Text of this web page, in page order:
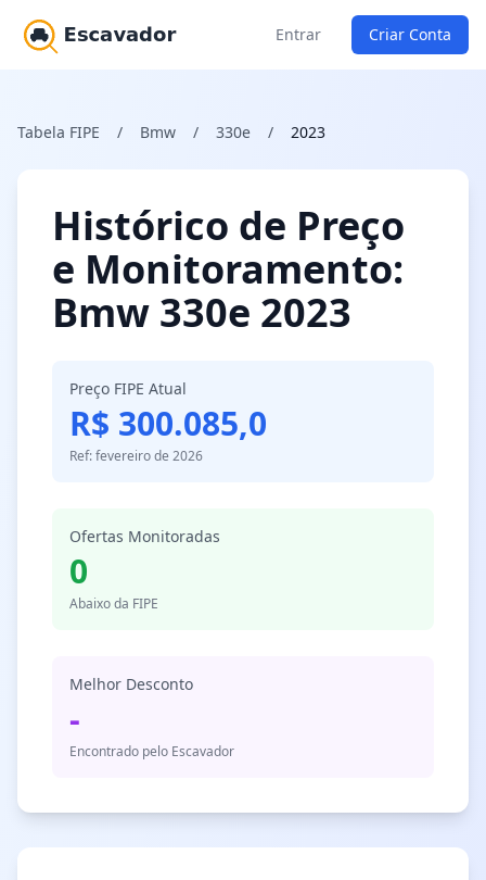
Entrar Criar Conta
Tabela FIPE / Bmw / 330e / 2023
Histórico de Preço
e Monitoramento:
Bmw 330e 2023
Preço FIPE Atual
R$ 300.085,0
Ref: fevereiro de 2026
Ofertas Monitoradas
0
Abaixo da FIPE
Melhor Desconto
-
Encontrado pelo Escavador